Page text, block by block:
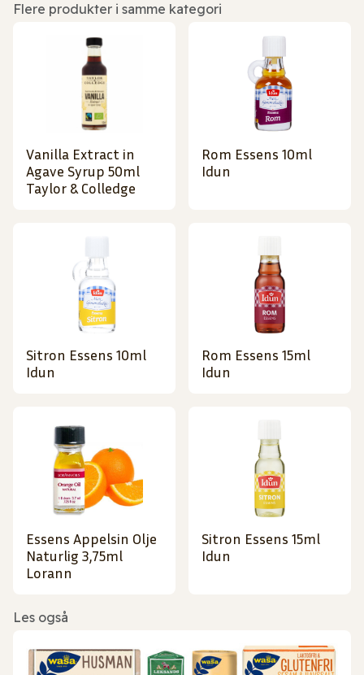
Flere produkter i samme kategori
Vanilla Extract in
Agave Syrup 50ml
Taylor & Colledge
Rom Essens 10ml
Idun
Sitron Essens 10ml
Idun
Rom Essens 15ml
Idun
Essens Appelsin Olje
Naturlig 3,75ml
Lorann
Sitron Essens 15ml
Idun
Les også